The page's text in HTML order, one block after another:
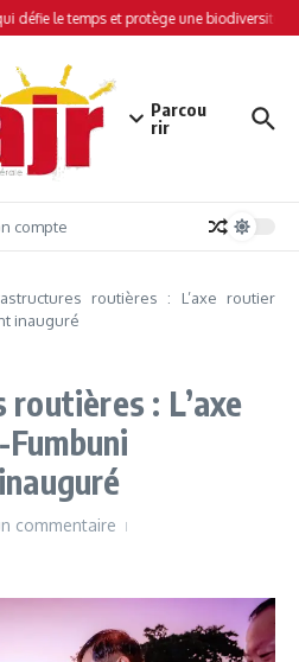
défie le temps et protège une biodiversité
Parcou
rir
compte
routières : L’axe routier
inauguré
: L’axe
commentaire